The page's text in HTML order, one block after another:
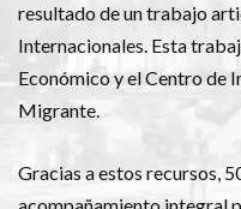
resultado de un trabajo
Internacionales. Esta
Económico y el Centro de
Migrante.
Gracias a estos recursos,